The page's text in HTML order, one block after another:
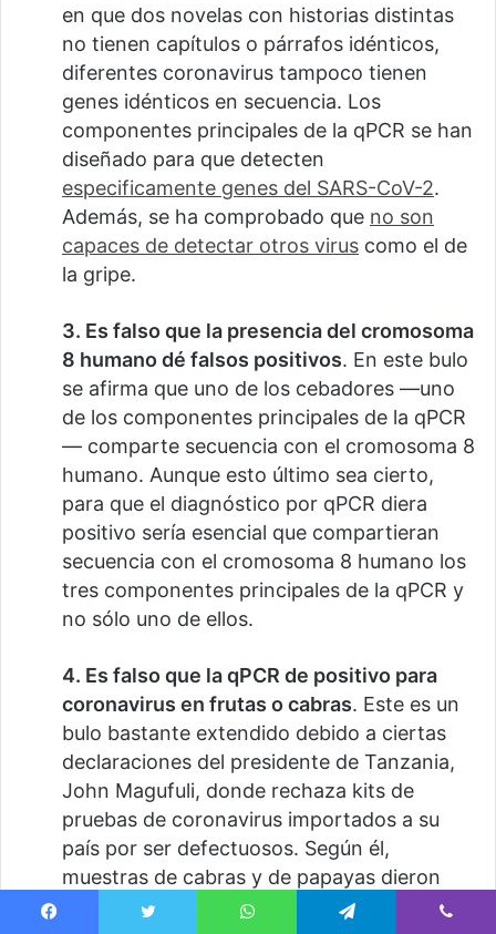
en que dos novelas con historias distintas
no tienen capítulos o párrafos idénticos,
diferentes coronavirus tampoco tienen
genes idénticos en secuencia. Los
componentes principales de la qPCR se han
diseñado para que detecten
especificamente genes del SARS-CoV-2.
Además, se ha comprobado que no son
capaces de detectar otros virus como el de
la gripe.
3. Es falso que la presencia del cromosoma
8 humano dé falsos positivos. En este bulo
se afirma que uno de los cebadores —uno
de los componentes principales de la qPCR
— comparte secuencia con el cromosoma 8
humano. Aunque esto último sea cierto,
para que el diagnóstico por qPCR diera
positivo sería esencial que compartieran
secuencia con el cromosoma 8 humano los
tres componentes principales de la qPCR y
no sólo uno de ellos.
4. Es falso que la qPCR de positivo para
coronavirus en frutas o cabras. Este es un
bulo bastante extendido debido a ciertas
declaraciones del presidente de Tanzania,
John Magufuli, donde rechaza kits de
pruebas de coronavirus importados a su
país por ser defectuosos. Según él,
muestras de cabras y de papayas dieron
positivo. Es cierto que se ha descrito que